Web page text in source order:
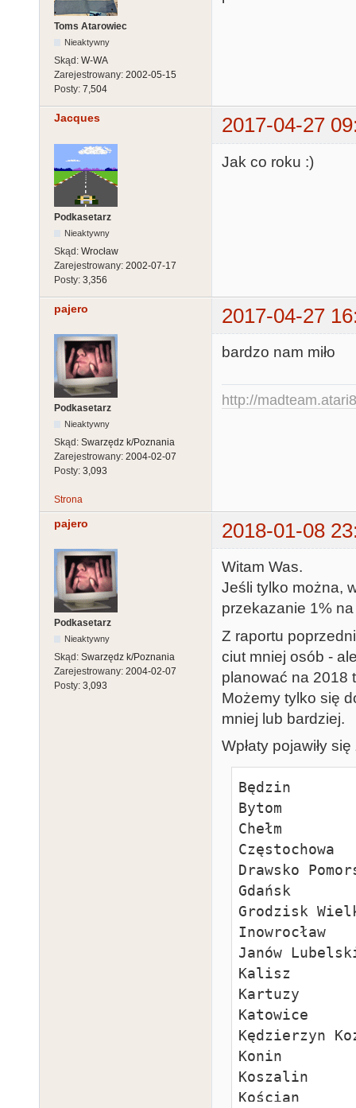
Toms Atarowiec
Nieaktywny
Skąd: W-WA
Zarejestrowany: 2002-05-15
Posty: 7,504
Jacques 2017-04-27
Podkasetarz
Nieaktywny
Skąd: Wrocław
Zarejestrowany: 2002-07-17
Posty: 3,356
Jak co roku :)
pajero 2017-04-27
Podkasetarz
Nieaktywny
Skąd: Swarzędz k/Poznania
Zarejestrowany: 2004-02-07
Posty: 3,093
bardzo nam miło
http://
Strona
pajero 2018-01-08
Podkasetarz
Nieaktywny
Skąd: Swarzędz k/Poznania
Zarejestrowany: 2004-02-07
Posty: 3,093
Witam Was.
Jeśli tylko można,
przekazanie 1%
Z raportu
ciut mniej osób -
planować na 2018
Możemy tylko się
mniej lub bardziej.
Wpłaty pojawiły
Będzin
Bytom
Chełm
Częstochowa
Drawsko
Gdańsk
Grodzisk
Inowrocław
Janów
Kalisz
Kartuzy
Katowice
Kędzierzyn
Konin
Koszalin
Kościan